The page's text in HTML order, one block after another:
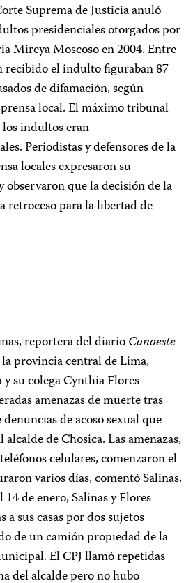
Suprema de Justicia anuló
presidenciales otorgados por
Mireya Moscoso en 2004. Entre
recibido el indulto figuraban 87
de difamación, según
local. El máximo tribunal
indultos eran
Periodistas y defensores de la
locales expresaron su
observaron que la decisión de la
retroceso para la libertad de
reportera del diarioConoeste
provincia central de Lima,
su colega Cynthia Flores
amenazas de muerte tras
de acoso sexual que
de Chosica. Las amenazas,
celulares, comenzaron el
varios días, comentó Salinas.
de enero, Salinas y Flores
a sus casas por dos sujetos
de un camión propiedad de la
El CPJ llamó repetidas
del alcalde pero no hubo